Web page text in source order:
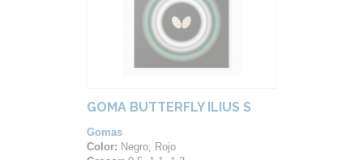
GOMA BUTTERFLY ILIUS S
Gomas
Color: Negro, Rojo